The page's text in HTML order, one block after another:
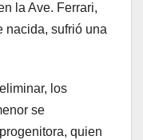
la Ave. Ferrari,
nacida, sufrió una
los
se
quien